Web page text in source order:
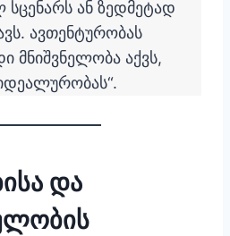
სცენარს ან ზედმეტად
ავთენტურობას
მნიშვნელობა აქვს,
და